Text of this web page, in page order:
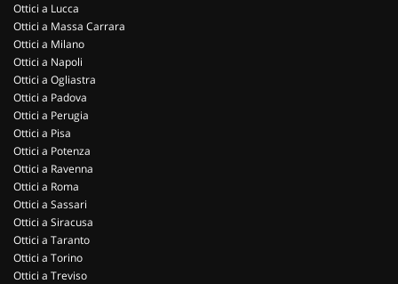
Ottici a Lucca
Ottici a Massa Carrara
Ottici a Milano
Ottici a Napoli
Ottici a Ogliastra
Ottici a Padova
Ottici a Perugia
Ottici a Pisa
Ottici a Potenza
Ottici a Ravenna
Ottici a Roma
Ottici a Sassari
Ottici a Siracusa
Ottici a Taranto
Ottici a Torino
Ottici a Treviso